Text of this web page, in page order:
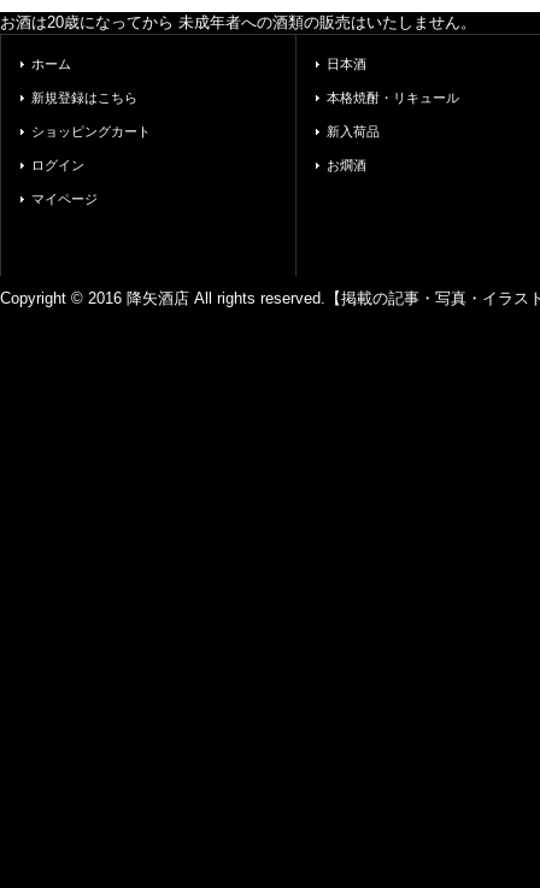
お酒は20歳になってから 未成年者への酒類の販売はいたしません。
ホーム
新規登録はこちら
ショッピングカート
ログイン
マイページ
日本酒
本格焼酎・リキュール
新入荷品
お燗酒
Copyright © 2016 降矢酒店 All rights reserved.【掲載の記事・写真・イラス